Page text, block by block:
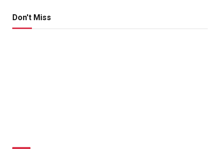
Don't Miss